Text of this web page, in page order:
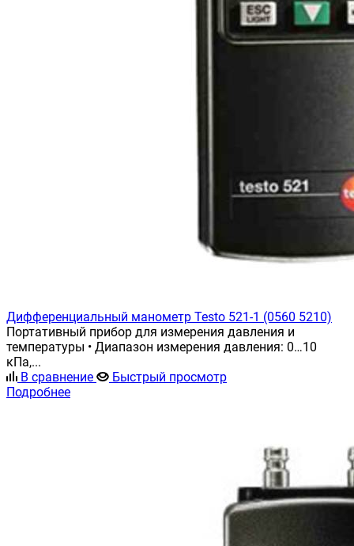
Дифференциальный манометр Testo 521-1 (0560 5210)
Портативный прибор для измерения давления и
температуры • Диапазон измерения давления: 0…10
кПа,...
В сравнение
Быстрый просмотр
Подробнее